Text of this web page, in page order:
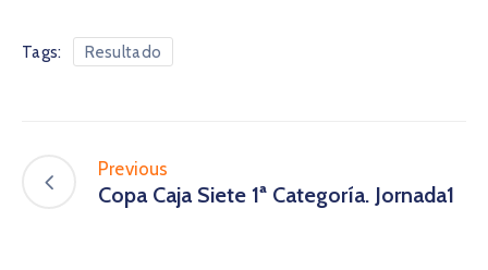
Tags: Resultado
Previous
Copa Caja Siete 1ª Categoría. Jornada1